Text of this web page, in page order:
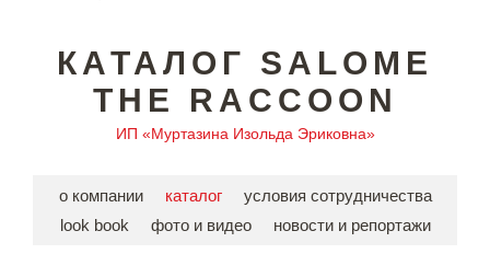
КАТАЛОГ SALOME
THE RACCOON
ИП «Муртазина Изольда Эриковна»
о компании каталог
условия сотрудничества
look book
фото и видео новости и репортажи